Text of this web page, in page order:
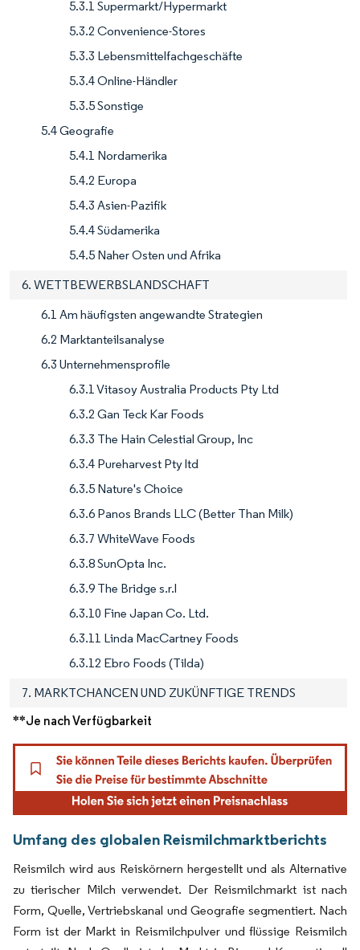
5.3.1 Supermarkt/Hypermarkt
5.3.2 Convenience-Stores
5.3.3 Lebensmittelfachgeschäfte
5.3.4 Online-Händler
5.3.5 Sonstige
5.4 Geografie
5.4.1 Nordamerika
5.4.2 Europa
5.4.3 Asien-Pazifik
5.4.4 Südamerika
5.4.5 Naher Osten und Afrika
6. WETTBEWERBSLANDSCHAFT
6.1 Am häufigsten angewandte Strategien
6.2 Marktanteilsanalyse
6.3 Unternehmensprofile
6.3.1 Vitasoy Australia Products Pty Ltd
6.3.2 Gan Teck Kar Foods
6.3.3 The Hain Celestial Group, Inc
6.3.4 Pureharvest Pty ltd
6.3.5 Nature's Choice
6.3.6 Panos Brands LLC (Better Than Milk)
6.3.7 WhiteWave Foods
6.3.8 SunOpta Inc.
6.3.9 The Bridge s.r.l
6.3.10 Fine Japan Co. Ltd.
6.3.11 Linda MacCartney Foods
6.3.12 Ebro Foods (Tilda)
7. MARKTCHANCEN UND ZUKÜNFTIGE TRENDS
**Je nach Verfügbarkeit
Umfang des globalen Reismilchmarktberichts
Reismilch wird aus Reiskörnern hergestellt und als Alternative
zu tierischer Milch verwendet. Der Reismilchmarkt ist nach
Form, Quelle, Vertriebskanal und Geografie segmentiert. Nach
Form ist der Markt in Reismilchpulver und flüssige Reismilch